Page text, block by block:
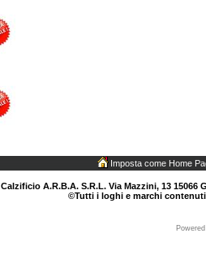
Imposta come Home
Calzificio A.R.B.A. S.R.L. Via Mazzini, 13 15066
©Tutti i loghi e marchi